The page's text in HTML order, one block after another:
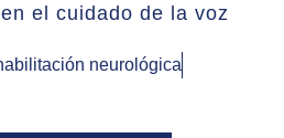
el cuidado de la voz
neurológica